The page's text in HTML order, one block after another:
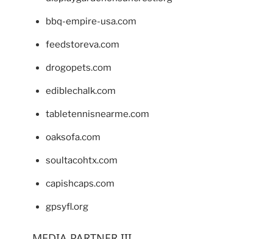
bbq-empire-usa.com
feedstoreva.com
drogopets.com
ediblechalk.com
tabletennisnearme.com
oaksofa.com
soultacohtx.com
capishcaps.com
gpsyfl.org